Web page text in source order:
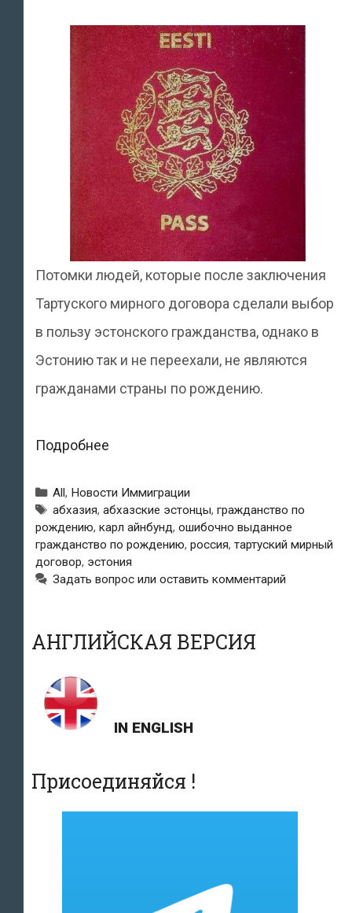
Потомки людей, которые после заключения
Тартуского мирного договора сделали выбор
в пользу эстонского гражданства, однако в
Эстонию так и не переехали, не являются
гражданами страны по рождению.
Подробнее
«Государство
решает
проблему
ошибочно
гражданства
Рубрики
All, Новости Иммиграции
Метки
абхазия,абхазские эстонцы,гражданство по
рождению, карл айнбунд, ошибочно выданное
гражданство по рождению, россия, тартуский мирный
договор, эстония
Задать вопрос или оставить комментарий
АНГЛИЙСКАЯ ВЕРСИЯ
IN ENGLISH
Присоединяйся !